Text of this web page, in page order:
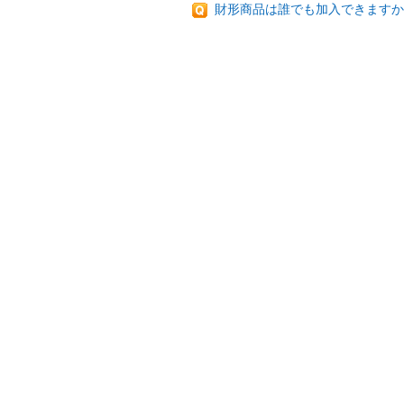
財形商品は誰でも加入できます